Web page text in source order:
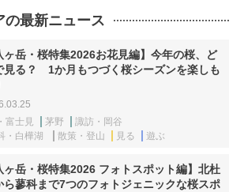
の最新ニュース
ヶ岳・桜特集2026お花見編】今年の桜、ど
見る？ 1か月もつづく桜シーズンを楽しも
富士見
茅野
諏訪・岡谷
・白樺湖
散策・登山 見る 遊ぶ
ヶ岳・桜特集2026 フォトスポット編】北杜
ら蓼科まで7つのフォトジェニックな桜スポ